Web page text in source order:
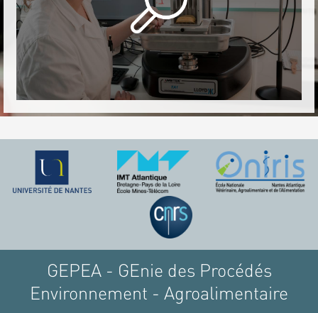
GEPEA - GEnie des Procédés
Environnement - Agroalimentaire